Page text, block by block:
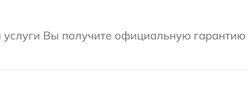
Вы получите официальную гарантию